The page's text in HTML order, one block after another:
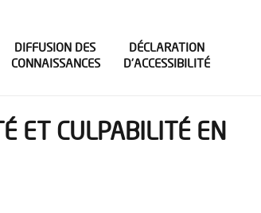
DIFFUSION DES
CONNAISSANCES
DÉCLARATION
D’ACCESSIBILITÉ
ET CULPABILITÉ EN